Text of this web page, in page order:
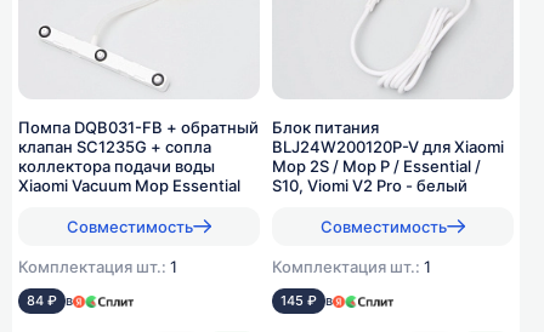
Помпа DQB031-FB + обратный
клапан SC1235G + сопла
коллектора подачи воды
Xiaomi Vacuum Mop Essential
Совместимость
Комплектация шт.: 1
84 ₽ в
Блок питания
BLJ24W200120P-V для Xiaomi
Mop 2S / Mop P / Essential /
S10, Viomi V2 Pro - белый
Совместимость
Комплектация шт.: 1
145 ₽ в